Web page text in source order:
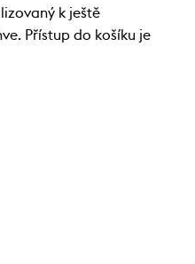
k ještě
Přístup do košíku je